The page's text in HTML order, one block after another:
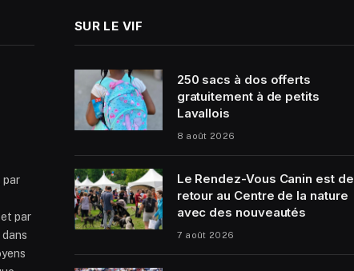
par
par
SUR LE VIF
250 sacs à dos offerts
gratuitement à de petits
Lavallois
8 août 2026
Le Rendez-Vous Canin est de
retour au Centre de la nature
avec des nouveautés
7 août 2026